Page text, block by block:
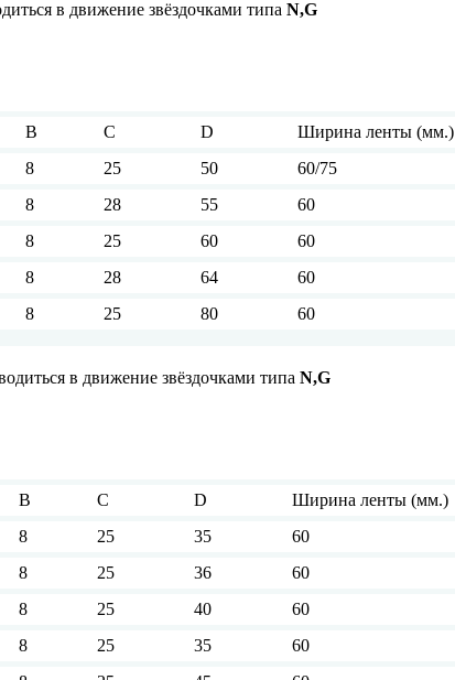
в движение звёздочками типа N,G
B C D
Ширина ленты (мм.)
8 25 50
60/75
8 28 55
60
8 25 60
60
8 28 64
60
8 25 80 60
в движение звёздочками типа N,G
B C D
Ширина ленты (мм.)
8 25 35
60
8 25 36
60
8 25 40
60
8 25 35
60